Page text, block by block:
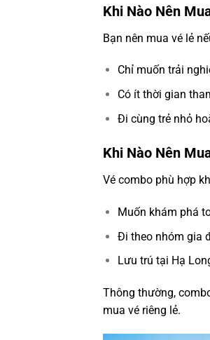
Khi Nào Nên
Bạn nên mua vé lẻ
Chỉ muốn trải
Có ít thời gian
Đi cùng trẻ nhỏ
Khi Nào Nên
Vé combo phù hợp
Muốn khám phá
Đi theo nhóm gia
Lưu trú tại Hạ
Thông thường,
mua vé riêng lẻ.